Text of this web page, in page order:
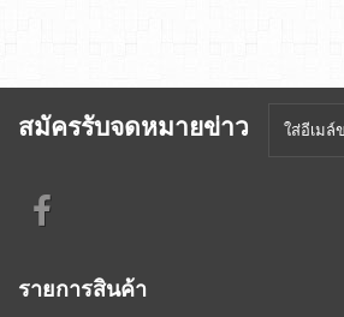
สมัครรับจดหมายข่าว
รายการสินค้า